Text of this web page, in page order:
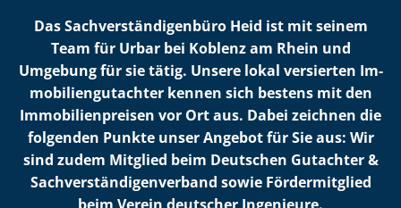
Das Sach­ver­stän­di­gen­bü­ro Heid ist mit seinem
Team für Urbar bei Koblenz am Rhein und
Umgebung für sie tätig. Unsere lokal versierten Im­
mo­bi­li­en­gut­ach­ter kennen sich bestens mit den
Im­mo­bi­li­en­prei­sen vor Ort aus. Dabei zeichnen die
folgenden Punkte unser Angebot für Sie aus: Wir
sind zudem Mitglied beim Deutschen Gutachter &
Sach­ver­stän­di­gen­ver­band sowie Fördermitglied